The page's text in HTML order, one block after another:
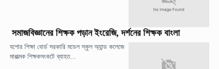
সমাজবিজ্ঞানের শিক্ষক পড়ান ইংরেজি, দর্শনের শিক্ষক বাংলা
যশোর শিক্ষা বোর্ড সরকারি মডেল স্কুল অ্যান্ড কলেজে
মারাত্মক শিক্ষকসংকটে ব্যাহত...